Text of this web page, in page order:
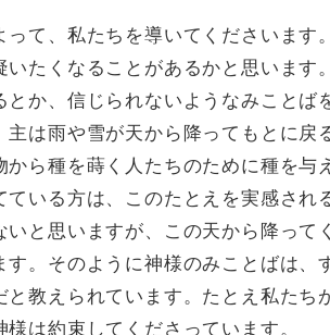
て、私たちを導いてくださいます
たくなることがあるかと思いま
とか、信じられないようなみこと
主は雨や雪が天から降ってもとに
ら種を蒔く人たちのために種を
ている方は、このたとえを実感さ
と思いますが、この天から降っ
。そのように神様のみことばは
教えられています。たとえ私た
は約束してくださっています。